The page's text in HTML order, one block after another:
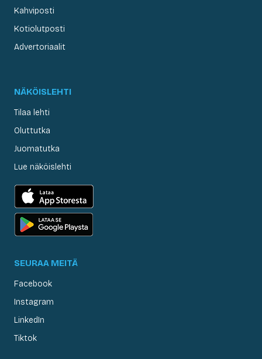
Kahviposti
Kotiolutposti
Advertoriaalit
NÄKÖISLEHTI
Tilaa lehti
Oluttutka
Juomatutka
Lue näköislehti
SEURAA MEITÄ
Facebook
Instagram
LinkedIn
Tiktok